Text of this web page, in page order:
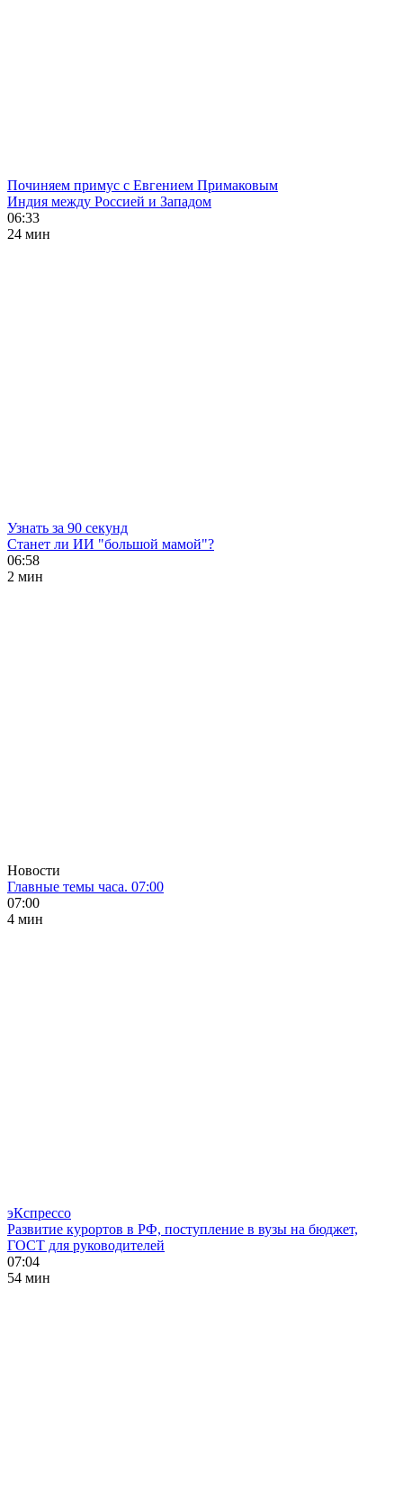
Починяем примус с Евгением Примаковым
Индия между Россией и Западом
06:33
24 мин
Узнать за 90 секунд
Станет ли ИИ "большой мамой"?
06:58
2 мин
Новости
Главные темы часа. 07:00
07:00
4 мин
эКспрессо
Развитие курортов в РФ, поступление в вузы на бюджет,
ГОСТ для руководителей
07:04
54 мин